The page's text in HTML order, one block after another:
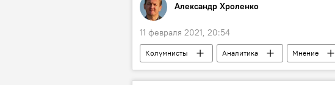
Александр Хроленко
11 февраля 2021, 20:54
Колумнисты Аналитика Мнение
Грузия
Крым военные